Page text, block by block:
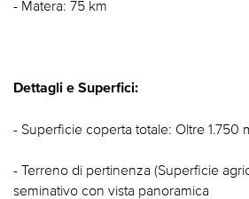
- Matera: 75 km
Dettagli e Superfici:
- Superficie coperta totale: Oltre 1.750
- Terreno di pertinenza (Superficie
seminativo con vista panoramica